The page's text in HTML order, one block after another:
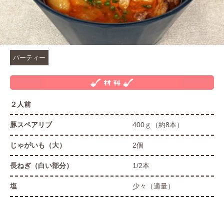
パーティー
２人前
豚スペアリブ 400ｇ（約8本）
じゃがいも（大） 2個
長ねぎ（白い部分） 1/2本
塩 少々（適量）